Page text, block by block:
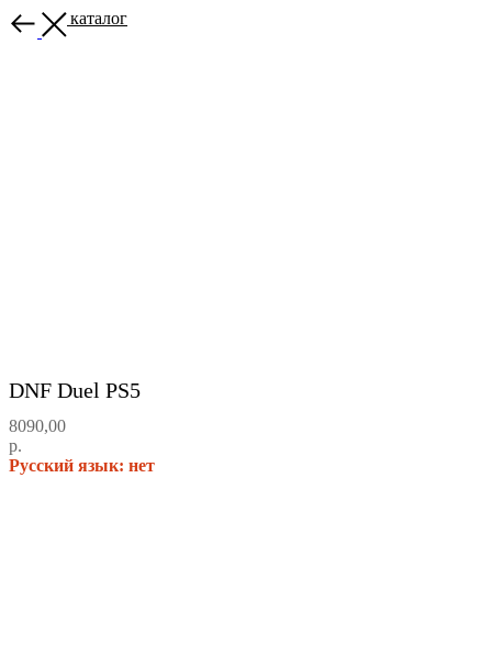
Назад в каталог
DNF Duel PS5
8090,00
р.
Русский язык: нет